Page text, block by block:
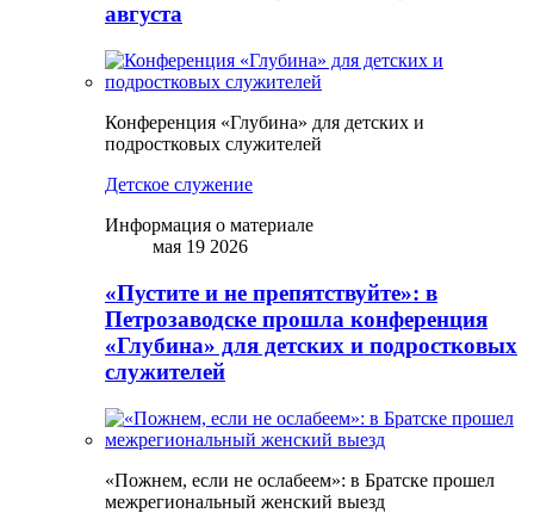
августа
Конференция «Глубина» для детских и
подростковых служителей
Детское служение
Информация о материале
мая 19 2026
«Пустите и не препятствуйте»: в
Петрозаводске прошла конференция
«Глубина» для детских и подростковых
служителей
«Пожнем, если не ослабеем»: в Братске прошел
межрегиональный женский выезд